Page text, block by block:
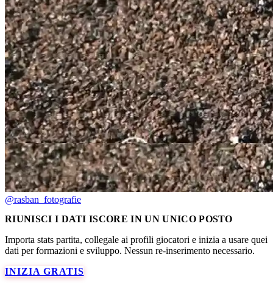
@rasban_fotografie
RIUNISCI I DATI ISCORE IN UN UNICO POSTO
Importa stats partita, collegale ai profili giocatori e inizia a usare quei
dati per formazioni e sviluppo. Nessun re-inserimento necessario.
INIZIA GRATIS